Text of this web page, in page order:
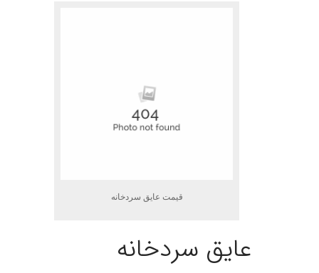
قیمت عایق سردخانه
عایق سردخانه